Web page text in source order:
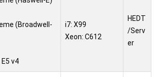
(Broadwell-
v4
i7: X99
Xeon: C612
HEDT
/Serv
er